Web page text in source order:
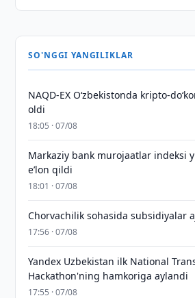
SO'NGGI YANGILIKLAR
NAQD-EX O‘zbekistonda kripto-
oldi
18:05 · 07/08
Markaziy bank murojaatlar indeksi
eʼlon qildi
18:01 · 07/08
Chorvachilik sohasida subsidiyalar
17:56 · 07/08
Yandex Uzbekistan ilk National
Hackathon'ning hamkoriga aylandi
17:55 · 07/08